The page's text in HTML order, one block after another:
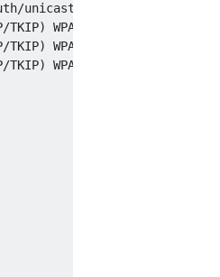
unicast/group)
TKIP) WPA2(PSK/AES,TKIP/TKIP)
TKIP) WPA2(PSK/AES,TKIP/TKIP)
TKIP) WPA2(PSK/AES,TKIP/TKIP)